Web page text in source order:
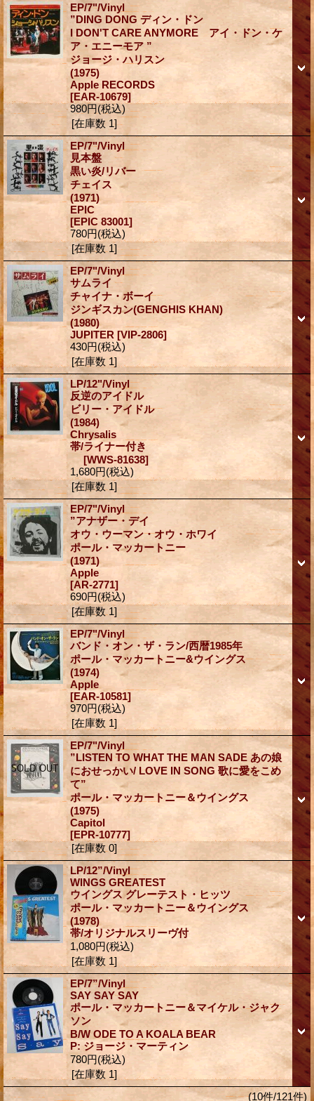
EP/7"/Vinyl
”DING DONG ディン・ドン
I DON'T CARE ANYMORE アイ・ドン・ケ
ア・エニーモア ”
ジョージ・ハリスン
(1975)
Apple RECORDS
[EAR-10679]
980円(税込)
[在庫数 1]
EP/7"/Vinyl
見本盤
黒い炎/リバー
チェイス
(1971)
EPIC
[EPIC 83001]
780円(税込)
[在庫数 1]
EP/7"/Vinyl
サムライ
チャイナ・ボーイ
ジンギスカン(GENGHIS KHAN)
(1980)
JUPITER [VIP-2806]
430円(税込)
[在庫数 1]
LP/12"/Vinyl
反逆のアイドル
ビリー・アイドル
(1984)
Chrysalis
帯/ライナー付き
[WWS-81638]
1,680円(税込)
[在庫数 1]
EP/7"/Vinyl
”アナザー・デイ
オウ・ウーマン・オウ・ホワイ
ポール・マッカートニー
(1971)
Apple
[AR-2771]
690円(税込)
[在庫数 1]
EP/7"/Vinyl
バンド・オン・ザ・ラン/西暦1985年
ポール・マッカートニー&ウイングス
(1974)
Apple
[EAR-10581]
970円(税込)
[在庫数 1]
EP/7"/Vinyl
”LISTEN TO WHAT THE MAN SADE あの娘
におせっかい/ LOVE IN SONG 歌に愛をこめ
て”
ポール・マッカートニー＆ウイングス
(1975)
Capitol
[EPR-10777]
[在庫数 0]
LP/12”/Vinyl
WINGS GREATEST
ウイングス グレーテスト・ヒッツ
ポール・マッカートニー＆ウイングス
(1978)
帯/オリジナルスリーヴ付
1,080円(税込)
[在庫数 1]
EP/7”/Vinyl
SAY SAY SAY
ポール・マッカートニー＆マイケル・ジャク
ソン
B/W ODE TO A KOALA BEAR
P: ジョージ・マーティン
780円(税込)
[在庫数 1]
(10件/121件)